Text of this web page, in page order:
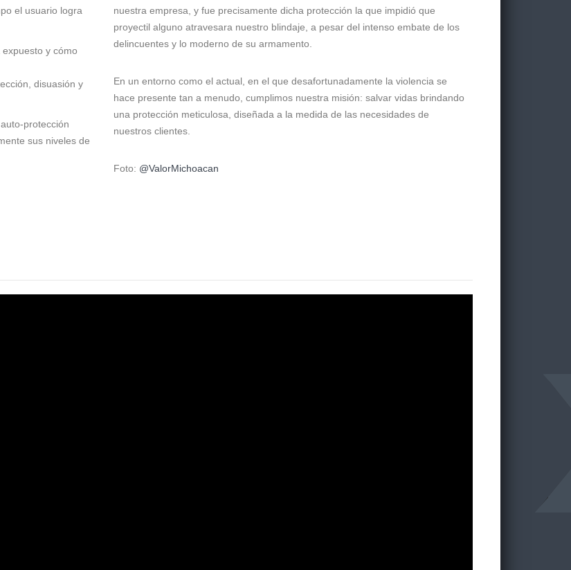
el usuario logra
y cómo
disuasión y
protección
sus niveles de
nuestra empresa, y fue precisamente dicha protección la que impidió que
proyectil alguno atravesara nuestro blindaje, a pesar del intenso embate de los
delincuentes y lo moderno de su armamento.
En un entorno como el actual, en el que desafortunadamente la violencia se
hace presente tan a menudo, cumplimos nuestra misión: salvar vidas brindando
una protección meticulosa, diseñada a la medida de las necesidades de
nuestros clientes.
Foto: @ValorMichoacan